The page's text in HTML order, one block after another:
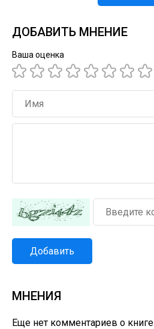
ДОБАВИТЬ МНЕНИЕ
Ваша оценка
Добавить
МНЕНИЯ
Еще нет комментариев о книге